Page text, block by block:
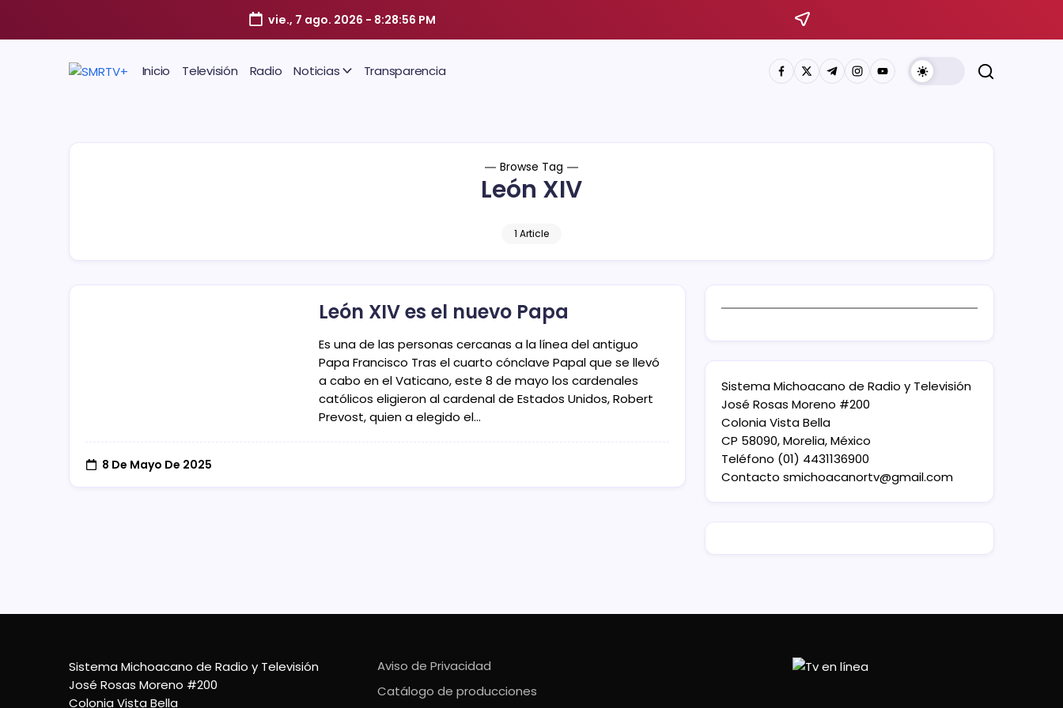
vie., 7 ago. 2026 - 8:28:57 PM
Inicio Televisión Radio Noticias Transparencia
Browse Tag
León XIV
1 Article
León XIV es el nuevo Papa
Es una de las personas cercanas a la línea del antiguo
Papa Francisco Tras el cuarto cónclave Papal que se llevó
a cabo en el Vaticano, este 8 de mayo los cardenales
católicos eligieron al cardenal de Estados Unidos, Robert
Prevost, quien a elegido el…
8 De Mayo De 2025
Sistema Michoacano de Radio y Televisión
José Rosas Moreno #200
Colonia Vista Bella
CP 58090, Morelia, México
Teléfono (01) 4431136900
Contacto smichoacanortv@gmail.com
Sistema Michoacano de Radio y Televisión
José Rosas Moreno #200
Colonia Vista Bella
Aviso de Privacidad
Catálogo de producciones